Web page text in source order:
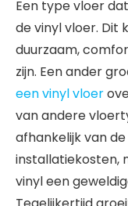
Een type vloer
de vinyl vloer. Dit
duurzaam,
zijn. Een ander
een vinyl vloer
van andere
afhankelijk van
installatiekosten,
vinyl een